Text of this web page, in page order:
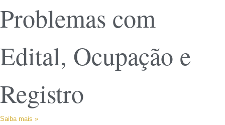
Problemas com
Edital, Ocupação e
Registro
Saiba mais »